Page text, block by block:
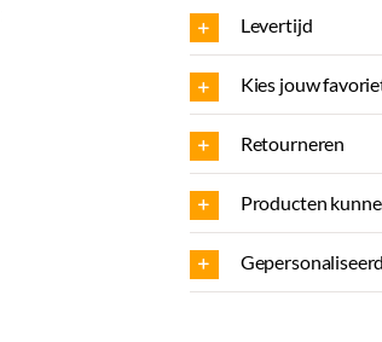
Levertijd
Kies jouw
Retourneren
Producten